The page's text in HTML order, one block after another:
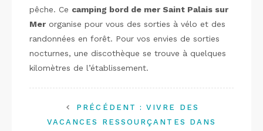
pêche. Ce camping bord de mer Saint Palais sur
Mer organise pour vous des sorties à vélo et des
randonnées en forêt. Pour vos envies de sorties
nocturnes, une discothèque se trouve à quelques
kilomètres de l’établissement.
PRÉCÉDENT :VIVRE DES
VACANCES RESSOURÇANTES DANS